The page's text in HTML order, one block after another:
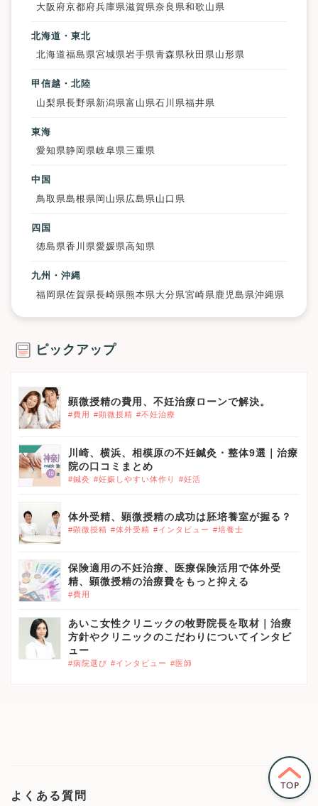
大阪府京都府兵庫県滋賀県奈良県和歌山県
北海道・東北
北海道福島県宮城県岩手県青森県秋田県山形県
甲信越・北陸
山梨県長野県 新潟県富山県石川県福井県
東海
愛知県静岡県岐阜県三重県
中国
鳥取県島根県 岡山県 広島県 山口県
四国
徳島県香川県愛媛県高知県
九州・沖縄
福岡県佐賀県長崎県 熊本県 大分県宮崎県 鹿児島県沖縄県
ピックアップ
顕微授精の費用、不妊治療ローンで解決。
#費用 #顕微授精 #不妊治療
川崎、横浜、相模原の不妊鍼灸・整体9選｜治療
院の口コミまとめ
#鍼灸 #妊娠しやすい体作り #妊活
体外受精、顕微授精の成功は胚培養室が握る？
#顕微授精 #体外受精 #インタビュー #培養士
保険適用の不妊治療、医療保険活用で体外受
精、顕微授精の治療費をもっと抑える
#費用
あいこ女性クリニックの牧野院長を取材｜治療
方針やクリニックのこだわりについてインタビ
ュー
#病院選び #インタビュー #医師
よくある質問